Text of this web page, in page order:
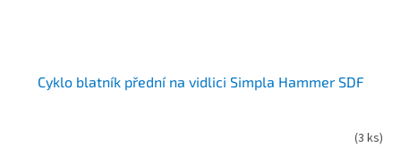
Cyklo blatník přední na vidlici Simpla Hammer SDF
(3 ks)